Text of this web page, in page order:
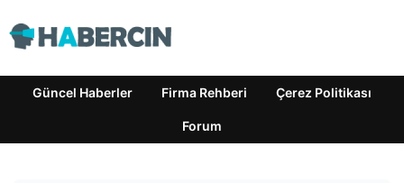
Güncel Haberler Firma Rehberi Çerez Politikası
Forum